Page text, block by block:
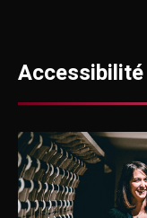
Accessibilité